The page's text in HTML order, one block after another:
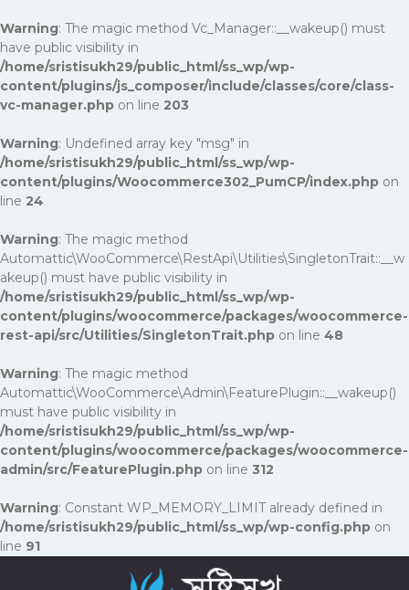
Warning: The magic method Vc_Manager::__wakeup() must
have public visibility in
/home/sristisukh29/public_html/ss_wp/wp-
content/plugins/js_composer/include/classes/core/class-
vc-manager.php on line 203
Warning: Undefined array key "msg" in
/home/sristisukh29/public_html/ss_wp/wp-
content/plugins/Woocommerce302_PumCP/index.php on
line 24
Warning: The magic method
Automattic\WooCommerce\RestApi\Utilities\SingletonTrait::__w
akeup() must have public visibility in
/home/sristisukh29/public_html/ss_wp/wp-
content/plugins/woocommerce/packages/woocommerce-
rest-api/src/Utilities/SingletonTrait.php on line 48
Warning: The magic method
Automattic\WooCommerce\Admin\FeaturePlugin::__wakeup()
must have public visibility in
/home/sristisukh29/public_html/ss_wp/wp-
content/plugins/woocommerce/packages/woocommerce-
admin/src/FeaturePlugin.php on line 312
Warning: Constant WP_MEMORY_LIMIT already defined in
/home/sristisukh29/public_html/ss_wp/wp-config.php on
line 91